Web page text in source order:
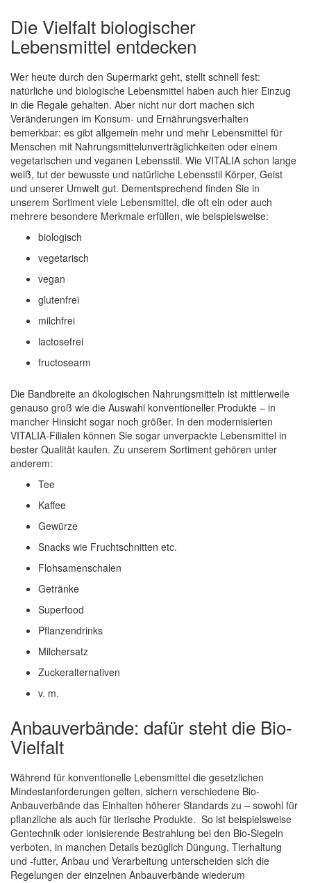
Die Vielfalt biologischer
Lebensmittel entdecken
Wer heute durch den Supermarkt geht, stellt schnell fest:
natürliche und biologische Lebensmittel haben auch hier Einzug
in die Regale gehalten. Aber nicht nur dort machen sich
Veränderungen im Konsum- und Ernährungsverhalten
bemerkbar: es gibt allgemein mehr und mehr Lebensmittel für
Menschen mit Nahrungsmittelunverträglichkeiten oder einem
vegetarischen und veganen Lebensstil. Wie VITALIA schon lange
weiß, tut der bewusste und natürliche Lebensstil Körper, Geist
und unserer Umwelt gut. Dementsprechend finden Sie in
unserem Sortiment viele Lebensmittel, die oft ein oder auch
mehrere besondere Merkmale erfüllen, wie beispielsweise:
biologisch
vegetarisch
vegan
glutenfrei
milchfrei
lactosefrei
fructosearm
Die Bandbreite an ökologischen Nahrungsmitteln ist mittlerweile
genauso groß wie die Auswahl konventioneller Produkte – in
mancher Hinsicht sogar noch größer. In den modernisierten
VITALIA-Filialen können Sie sogar unverpackte Lebensmittel in
bester Qualität kaufen. Zu unserem Sortiment gehören unter
anderem:
Tee
Kaffee
Gewürze
Snacks wie Fruchtschnitten etc.
Flohsamenschalen
Getränke
Superfood
Pflanzendrinks
Milchersatz
Zuckeralternativen
v. m.
Anbauverbände: dafür steht die Bio-
Vielfalt
Während für konventionelle Lebensmittel die gesetzlichen
Mindestanforderungen gelten, sichern verschiedene Bio-
Anbauverbände das Einhalten höherer Standards zu – sowohl für
pflanzliche als auch für tierische Produkte. So ist beispielsweise
Gentechnik oder ionisierende Bestrahlung bei den Bio-Siegeln
verboten, in manchen Details bezüglich Düngung, Tierhaltung
und -futter, Anbau und Verarbeitung unterscheiden sich die
Regelungen der einzelnen Anbauverbände wiederum